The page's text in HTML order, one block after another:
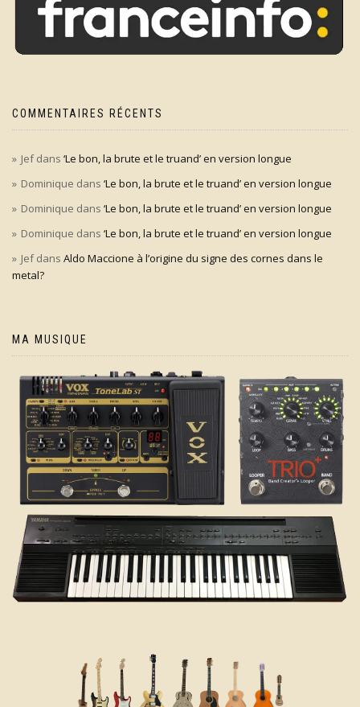
COMMENTAIRES RÉCENTS
Jefdans ‘Le bon, la brute et le truand’ en version longue
Dominique dans ‘Le bon, la brute et le truand’ en version longue
Dominique dans ‘Le bon, la brute et le truand’ en version longue
Dominique dans ‘Le bon, la brute et le truand’ en version longue
Jefdans Aldo Maccione à l’origine du signe des cornes dans le
metal?
MA MUSIQUE